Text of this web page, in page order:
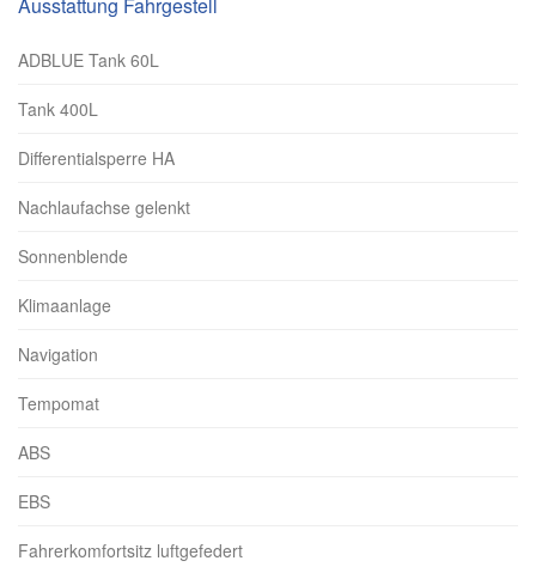
ADBLUE Tank 60L
Tank 400L
Differentialsperre HA
Nachlaufachse gelenkt
Sonnenblende
Klimaanlage
Navigation
Tempomat
ABS
EBS
Fahrerkomfortsitz luftgefedert